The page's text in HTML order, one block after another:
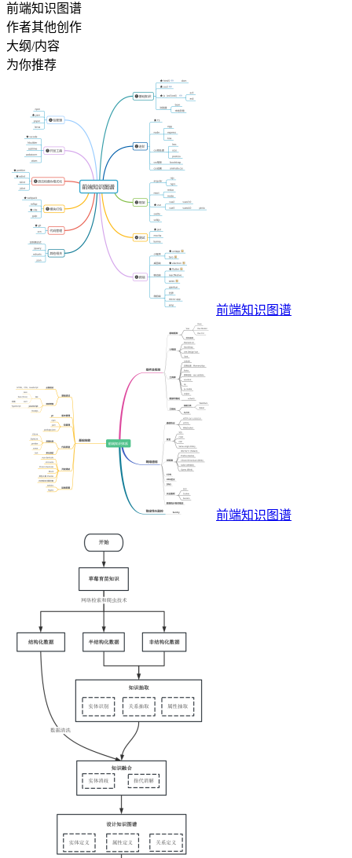
前端知识图谱
作者其他创作
大纲/内容
为你推荐
前端知识图谱
前端知识图谱